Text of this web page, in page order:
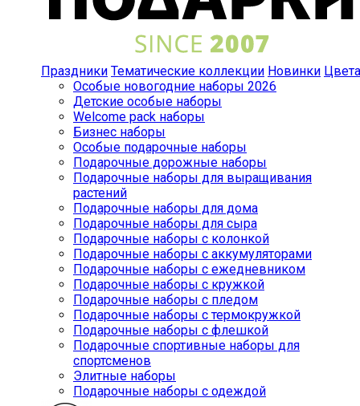
Праздники Тематические коллекции Новинки Цвета
Особые новогодние наборы 2026
Детские особые наборы
Welcome pack наборы
Бизнес наборы
Особые подарочные наборы
Подарочные дорожные наборы
Подарочные наборы для выращивания
растений
Подарочные наборы для дома
Подарочные наборы для сыра
Подарочные наборы с колонкой
Подарочные наборы с аккумуляторами
Подарочные наборы с ежедневником
Подарочные наборы с кружкой
Подарочные наборы с пледом
Подарочные наборы с термокружкой
Подарочные наборы с флешкой
Подарочные спортивные наборы для
спортсменов
Элитные наборы
Подарочные наборы с одеждой